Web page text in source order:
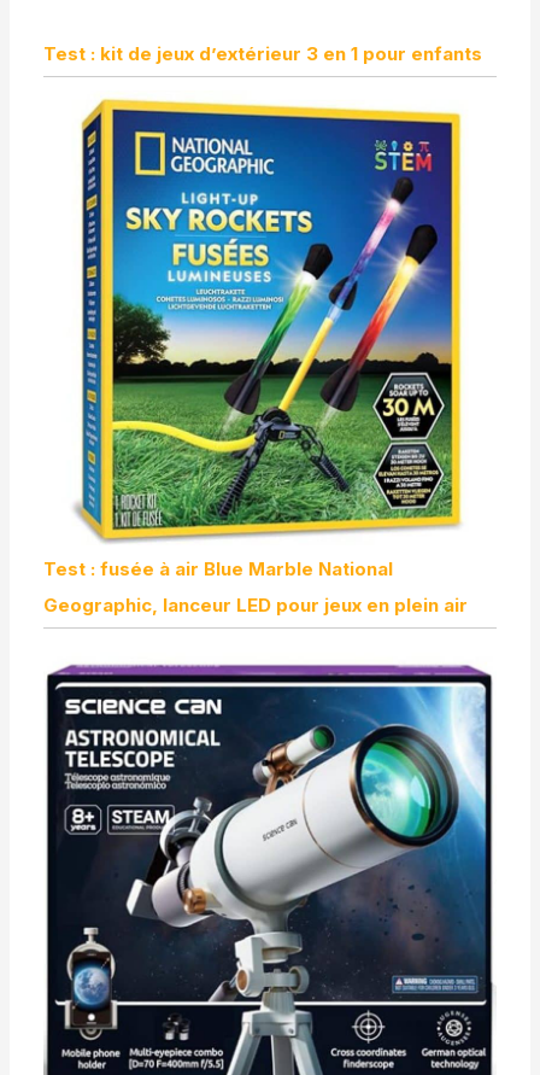
Test : kit de jeux d’extérieur 3 en 1 pour enfants
Test : fusée à air Blue Marble National
Geographic, lanceur LED pour jeux en plein air